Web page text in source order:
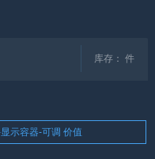
库存： 件
示容器-可调 价值